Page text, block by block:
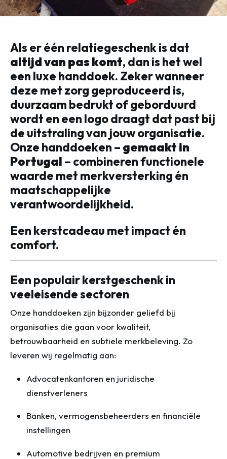
Als er één relatiegeschenk is dat
altijd van pas komt, dan is het wel
een luxe handdoek. Zeker wanneer
deze met zorg geproduceerd is,
duurzaam bedrukt of geborduurd
wordt en een logo draagt dat past bij
de uitstraling van jouw organisatie.
Onze handdoeken – gemaakt in
Portugal – combineren functionele
waarde met merkversterking én
maatschappelijke
verantwoordelijkheid.
Een kerstcadeau met impact én
comfort.
Een populair kerstgeschenk in
veeleisende sectoren
Onze handdoeken zijn bijzonder geliefd bij
organisaties die gaan voor kwaliteit,
betrouwbaarheid en subtiele merkbeleving. Zo
leveren wij regelmatig aan:
Advocatenkantoren en juridische
dienstverleners
Banken, vermogensbeheerders en financiële
instellingen
Automotive bedrijven en premium